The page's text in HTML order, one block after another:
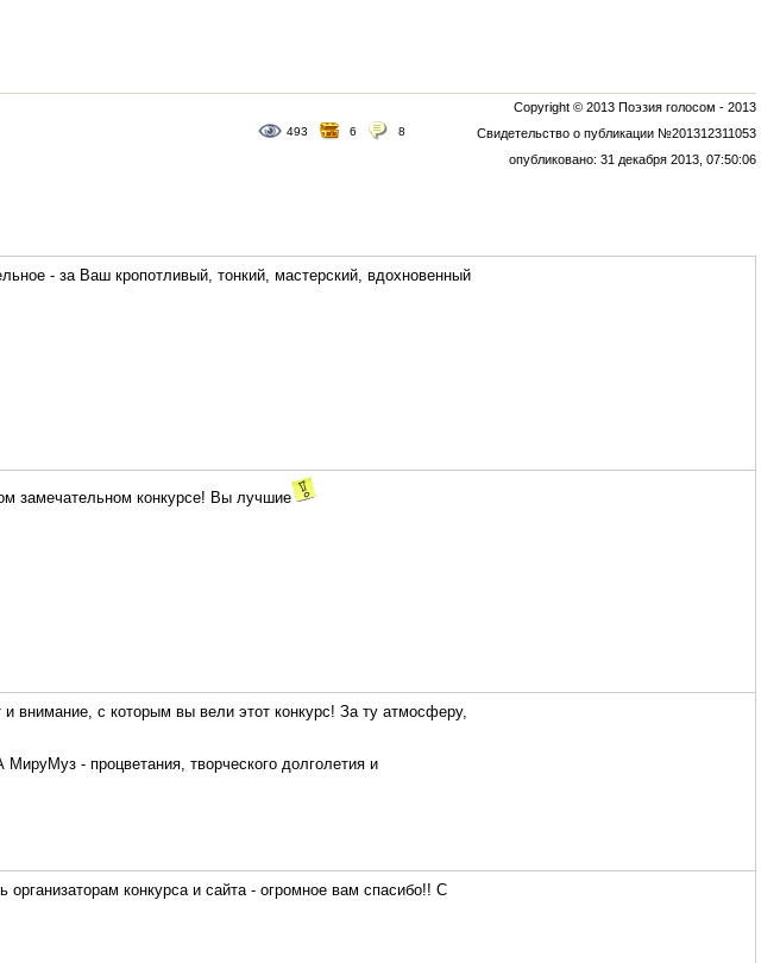
Copyright © 2013 Поэзия голосом - 2013
Свидетельство о публикации №201312311053
опубликовано: 31 декабря 2013, 07:50:06
493 6 8
- за Ваш кропотливый, тонкий, мастерский, вдохновенный
замечательном конкурсе! Вы лучшие
внимание, с которым вы вели этот конкурс! За ту атмосферу,
- процветания, творческого долголетия и
конкурса и сайта - огромное вам спасибо!! С